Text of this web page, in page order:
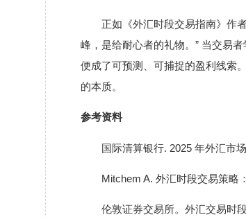
正如《外汇时段交易指南》作
峰，是给耐心者的礼物。” 当交易
便成了可预测、可捕捉的盈利线索
的本质。
参考资料
国际清算银行. 2025 年外汇市
Mitchem A. 外汇时段交易策略
伦敦证券交易所。外汇交易时